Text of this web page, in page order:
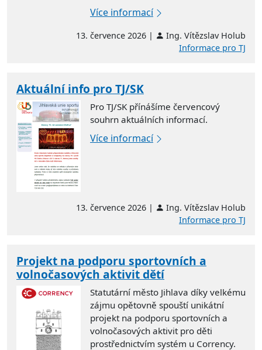
Více informací
13. července 2026 |
Ing. Vítězslav Holub
Informace pro TJ
Aktuální info pro TJ/SK
Pro TJ/SK přínášíme červencový
souhrn aktuálních informací.
Více informací
13. července 2026 |
Ing. Vítězslav Holub
Informace pro TJ
Projekt na podporu sportovních a
volnočasových aktivit dětí
Statutární město Jihlava díky velkému
zájmu opětovně spouští unikátní
projekt na podporu sportovních a
volnočasových aktivit pro děti
prostřednictvím systém u Corrency.